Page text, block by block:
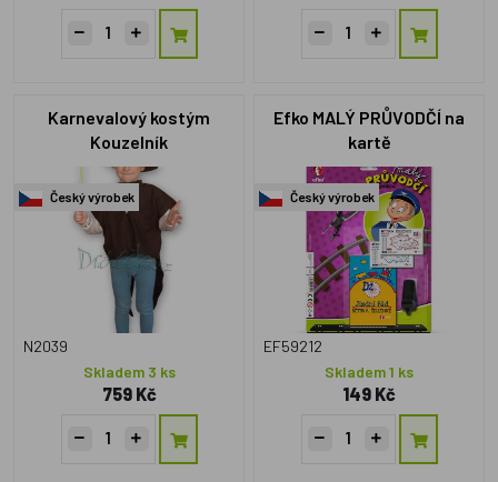
Karnevalový kostým
Kouzelník
Český výrobek
N2039
Skladem 3 ks
759 Kč
Efko MALÝ PRŮVODČÍ na
kartě
Český výrobek
EF59212
Skladem 1 ks
149 Kč